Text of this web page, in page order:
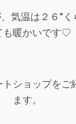
気温は２６°く
も暖かいです♡
ショップをご
ます。